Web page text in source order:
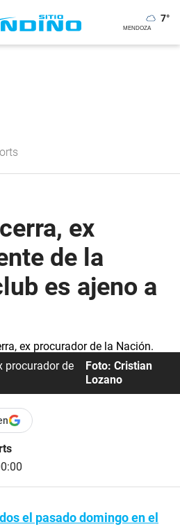
7°
ex
de la
es ajeno a
procurador de
Foto: Cristian
Lozano
el pasado domingo en el